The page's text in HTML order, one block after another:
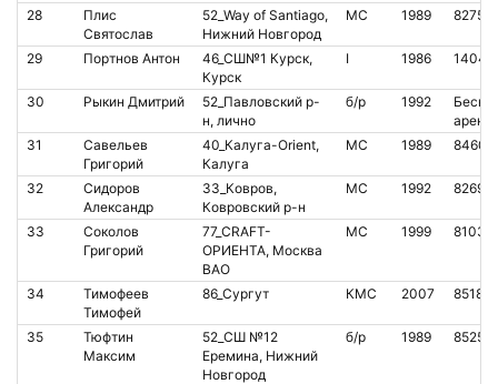
28
Плис
Святослав
52_Way of Santiago,
Нижний Новгород
МС 1989
29 Портнов Антон
46_СШ№1 Курск,
Курск
I 1986
30 Рыкин Дмитрий
52_Павловский р-
н, лично
б/р 1992
31
Савельев
Григорий
40_Калуга-Orient,
Калуга
МС 1989
32
Сидоров
Александр
33_Ковров,
Ковровский р-н
МС 1992
33
Соколов
Григорий
77_CRAFT-
ОРИЕНТА, Москва
ВАО
МС 1999
34
Тимофеев
Тимофей
86_Сургут КМС 2007
35
Тюфтин
Максим
52_СШ №12
Еремина, Нижний
Новгород
б/р 1989